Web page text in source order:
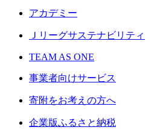
アカデミー
Ｊリーグサステナビリティ
TEAM AS ONE
事業者向けサービス
寄附をお考えの方へ
企業版ふるさと納税